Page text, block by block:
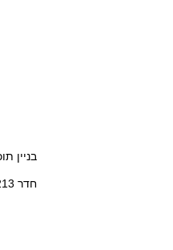
בניין
חדר 213